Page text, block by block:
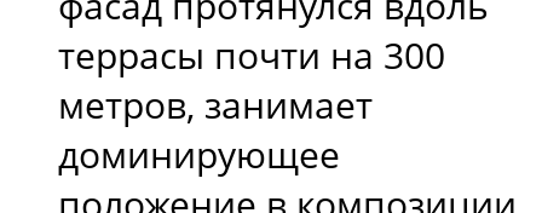
террасы почти на 300
метров, занимает
доминирующее